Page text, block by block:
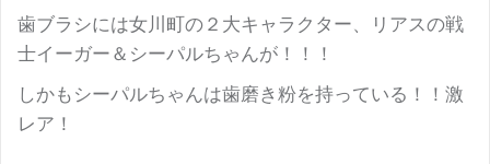
歯ブラシには女川町の２大キャラクター、リアスの戦
士イーガー＆シーパルちゃんが！！！
しかもシーパルちゃんは歯磨き粉を持っている！！激
レア！